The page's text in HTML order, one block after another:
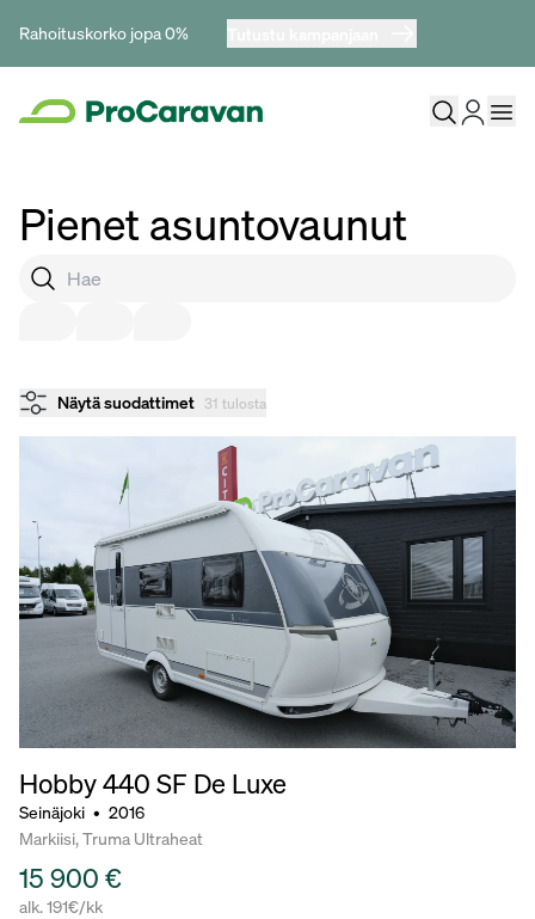
Rahoituskorko jopa 0%
Pienet asuntovaunut
Näytä suodattimet 31 tulosta
Hobby 440 SF De Luxe
Seinäjoki • 2016
Markiisi, Truma Ultraheat
15 900 €
alk. 191€/kk